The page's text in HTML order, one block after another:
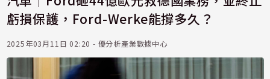
虧損保護，Ford-Werke能撐多久？
2025年03月11日 02:20 - 優分析產業數據中心